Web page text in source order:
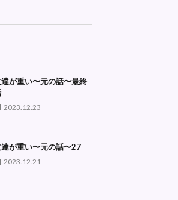
が重い〜元の話〜最終
2023.12.23
が重い〜元の話〜27
2023.12.21